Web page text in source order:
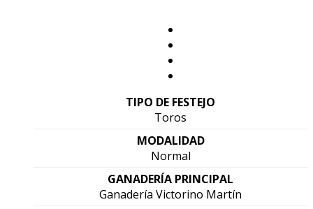
TIPO DE FESTEJO
Toros
MODALIDAD
Normal
GANADERÍA PRINCIPAL
Ganadería Victorino Martín